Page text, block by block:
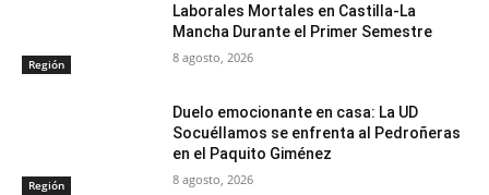
Región
Laborales Mortales en Castilla-La
Mancha Durante el Primer Semestre
8 agosto, 2026
Región
Duelo emocionante en casa: La UD
Socuéllamos se enfrenta al Pedroñeras
en el Paquito Giménez
8 agosto, 2026